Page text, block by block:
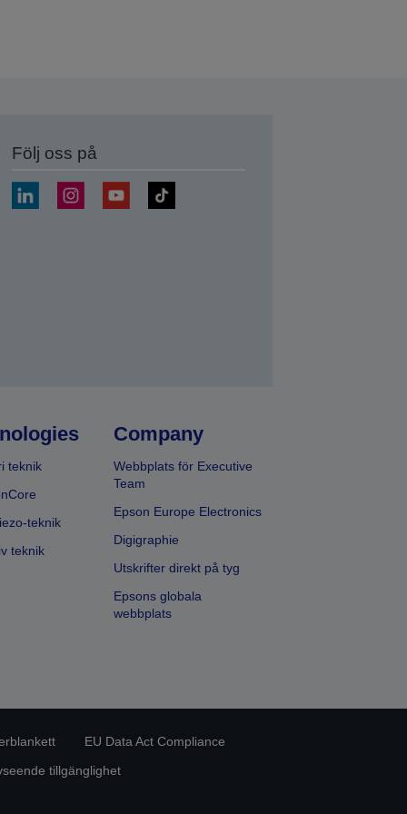
Följ oss på
teknik
teknik
teknik
Company
Webbplats för Executive
Team
Epson Europe Electronics
Digigraphie
Utskrifter direkt på tyg
Epsons globala
webbplats
EU Data Act Compliance
tillgänglighet